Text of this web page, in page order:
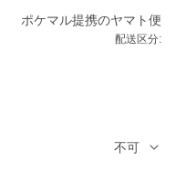
ポケマル提携のヤマト便
配送区分:
不可